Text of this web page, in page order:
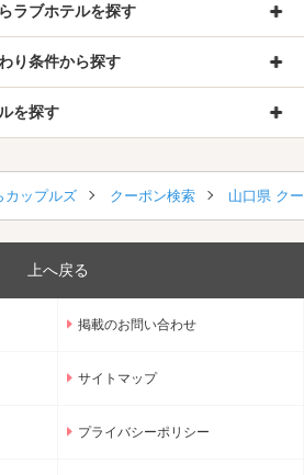
ラブホテルを探す
り条件から探す
を探す
カップルズ クーポン検索 山口県 ク
上へ戻る
掲載のお問い合わせ
サイトマップ
プライバシーポリシー